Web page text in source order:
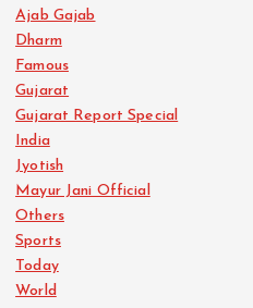
Ajab Gajab
Dharm
Famous
Gujarat
Gujarat Report Special
India
Jyotish
Mayur Jani Official
Others
Sports
Today
World